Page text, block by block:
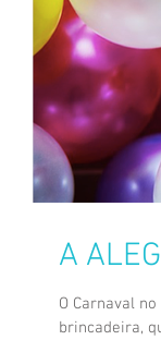
A
O Carnaval
brincadeira,